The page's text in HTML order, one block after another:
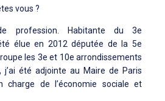
vous ?
profession. Habitante du 3e
élue en 2012 députée de la 5e
les 3e et 10e arrondissements
j’ai été adjointe au Maire de Paris
charge de l’économie sociale et